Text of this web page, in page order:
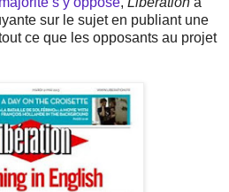
sur le sujet en publiant une
ce que les opposants au projet